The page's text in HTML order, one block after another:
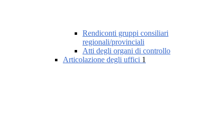
Rendiconti gruppi consiliari
regionali/provinciali
Atti degli organi di controllo
Articolazione degli uffici 1